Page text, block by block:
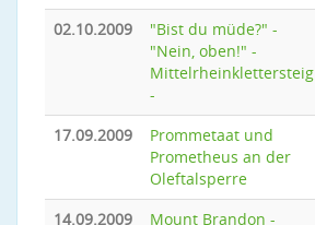
02.10.2009
"Bist du müde?" -
"Nein, oben!" -
Mittelrheinklettersteig
-
17.09.2009
Prommetaat und
Prometheus an der
Oleftalsperre
14.09.2009
Mount Brandon -